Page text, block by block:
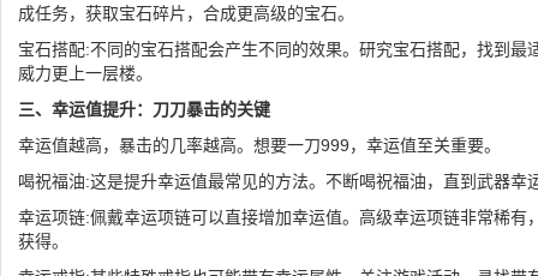
成任务，获取宝石碎片，合成更高级的宝石。
宝石搭配:不同的宝石搭配会产生不同的效果。研究宝石搭配，找到最
威力更上一层楼。
三、幸运值提升：刀刀暴击的关键
幸运值越高，暴击的几率越高。想要一刀999，幸运值至关重要。
喝祝福油:这是提升幸运值最常见的方法。不断喝祝福油，直到武器幸
幸运项链:佩戴幸运项链可以直接增加幸运值。高级幸运项链非常稀有
获得。